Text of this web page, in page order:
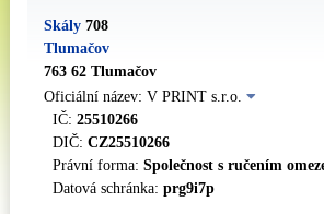
Skály 708
Tlumačov
763 62 Tlumačov
Oficiální název: V PRINT s.r.o.
IČ: 25510266
DIČ: CZ25510266
Právní forma: Společnost s ručením
Datová schránka: prg9i7p